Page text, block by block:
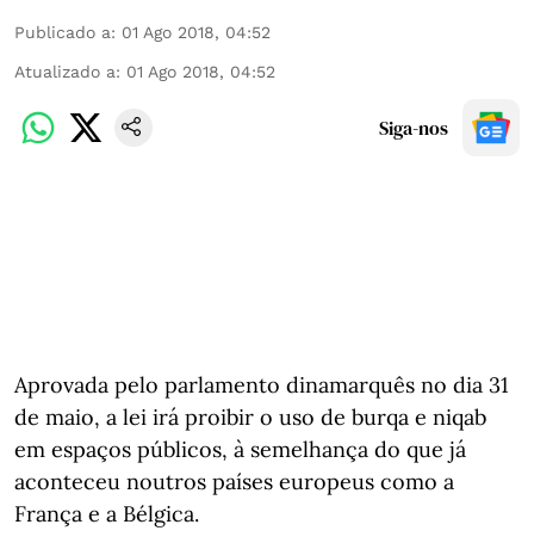
Publicado a: 01 Ago 2018, 04:52
Atualizado a: 01 Ago 2018, 04:52
Siga-nos
Aprovada pelo parlamento dinamarquês no dia 31
de maio, a lei irá proibir o uso de burqa e niqab
em espaços públicos, à semelhança do que já
aconteceu noutros países europeus como a
França e a Bélgica.